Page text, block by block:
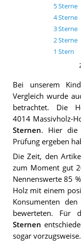
5Sterne
4Sterne
3Sterne
2Sterne
1 Stern
Bei unserem
Vergleich wurde
betrachtet.
Die
4014 Massivholz-
Sternen. Hier die
Prüfung ergeben
Die Zeit, den
zum Moment gut
Nennenswerte 85
Holz mit einem
Konsumenten
bewerteten. Für
Sternen
sogar vorzugsweise.